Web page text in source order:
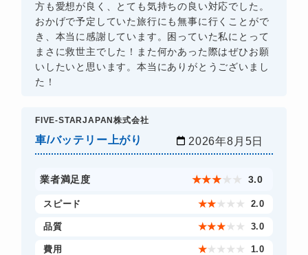
方も愛想が良く、とても気持ちの良い対応でした。
おかげで予定していた旅行にも無事に行くことがで
き、本当に感謝しています。困っていた私にとって
まさに救世主でした！また何かあった際はぜひお願
いしたいと思います。本当にありがとうございまし
た！
FIVE-STARJAPAN株式会社
車/バッテリー上がり 2026年8月5日
業者満足度 ★★★ ★ ★ 3.0
スピード ★★ ★ ★ ★ 2.0
品質 ★★★ ★ ★ 3.0
費用 ★★ ★ ★ ★ 1.0